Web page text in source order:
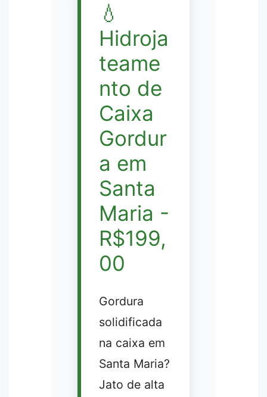
💧
Hidroja
teame
nto de
Caixa
Gordur
a em
Santa
Maria -
R$199,
00
Gordura
solidificada
na caixa em
Santa Maria?
Jato de alta